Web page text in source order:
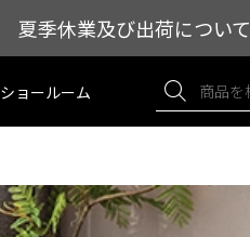
夏季休業及び出荷について
ショールーム